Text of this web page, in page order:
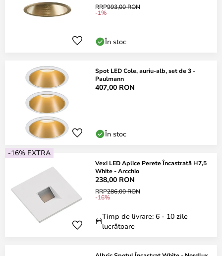
RRP993,00 RON
-1%
În stoc
Spot LED Cole, auriu-alb, set de 3 -
Paulmann
407,00 RON
În stoc
-16% EXTRA
Vexi LED Aplice Perete Încastrată H7,5
White - Arcchio
238,00 RON
RRP286,00 RON
-16%
Timp de livrare: 6 - 10 zile
lucrătoare